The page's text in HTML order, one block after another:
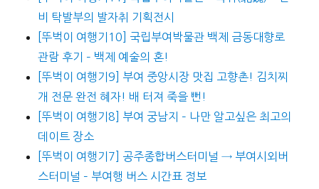
비 탁발부의 발자취 기획전시
[뚜벅이 여행기10] 국립부여박물관 백제 금동대향로
관람 후기 – 백제 예술의 혼!
[뚜벅이 여행기9] 부여 중앙시장 맛집 고향촌! 김치찌
개 전문 완전 혜자! 배 터져 죽을 뻔!
[뚜벅이 여행기8] 부여 궁남지 – 나만 알고싶은 최고의
데이트 장소
[뚜벅이 여행기7] 공주종합버스터미널 → 부여시외버
스터미널 – 부여행 버스 시간표 정보